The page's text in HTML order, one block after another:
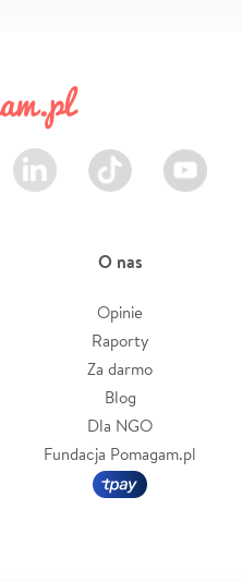
LinkedIn TikTok Youtube
O nas
Opinie
Raporty
Za darmo
Blog
Dla NGO
Fundacja Pomagam.pl